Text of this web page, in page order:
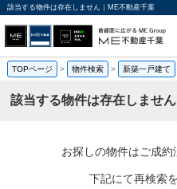
該当する物件は存在しません｜ME不動産千葉
TOPページ > 物件検索 > 新築一戸建て
該当する物件は存在しません
お探しの物件はご成約
下記にて再検索